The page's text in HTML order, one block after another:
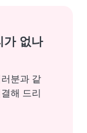
가 없나
분과 같
해 드리